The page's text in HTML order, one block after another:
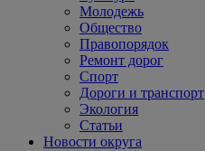
Молодежь
Общество
Правопорядок
Ремонт дорог
Спорт
Дороги и транспорт
Экология
Статьи
Новости округа